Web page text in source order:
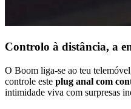
Controlo à distância, a
O Boom liga-se ao teu
controle este plug anal com
intimidade viva com surpresas